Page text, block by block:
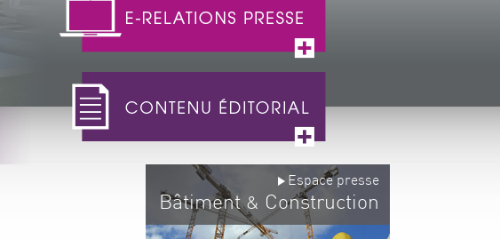
Espace presse
Bâtiment& Construction